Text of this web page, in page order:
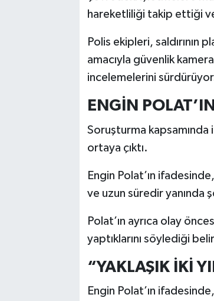
hareketliliği takip ettiği
Polis ekipleri, saldırının
amacıyla güvenlik
incelemelerini
ENGİN
Soruşturma kapsamında
ortaya çıktı.
Engin Polat’ın
ve uzun süredir yanında
Polat’ın ayrıca olay
yaptıklarını söylediği
“YAKLAŞIK İKİ
Engin Polat’ın